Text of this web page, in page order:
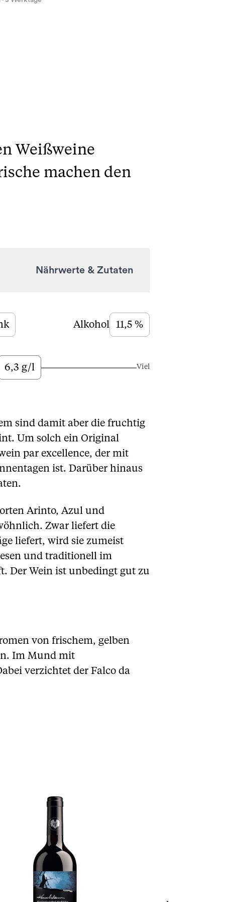
Weißweine
machen den
Nährwerte & Zutaten
Alkohol
11,5 %
6,3 g/l Viel
sind damit aber die fruchtig
Um solch ein Original
par excellence, der mit
ist. Darüber hinaus
Arinto, Azul und
Zwar liefert die
liefert, wird sie zumeist
und traditionell im
Der Wein ist unbedingt gut zu
von frischem, gelben
Im Mund mit
verzichtet der Falco da